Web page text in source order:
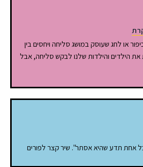
או לחג שעוסק במושג סליחה ויחסים בין
הילדים והילדות שלנו לבקש סליחה, אבל
תדע שהיא אסתר". שיר קצר לפורים